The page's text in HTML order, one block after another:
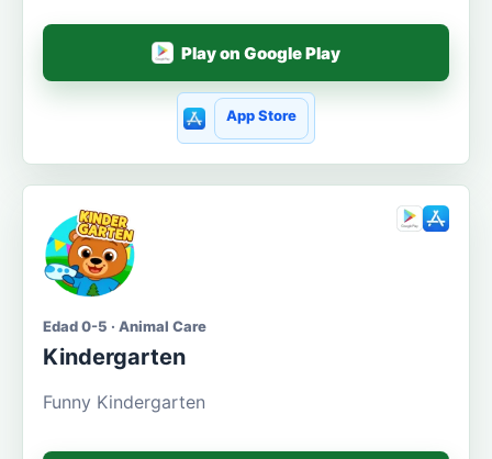
Play on Google Play
App Store
Edad 0-5 · Animal Care
Kindergarten
Funny Kindergarten